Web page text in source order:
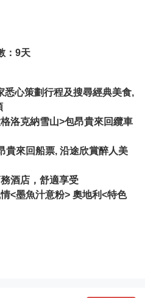
：9天
悉心策劃行程及搜尋經典美食,
洛克納雪山>包昂貴來回纜車
貴來回船票, 沿途欣賞醉人美
酒店，舒適享受
<墨魚汁意粉> 奧地利<特色